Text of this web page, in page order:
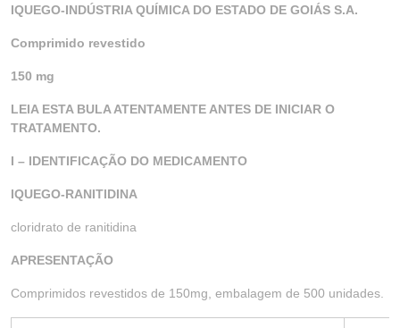
IQUEGO-INDÚSTRIA QUÍMICA DO ESTADO DE GOIÁS S.A.
Comprimido revestido
150 mg
LEIA ESTA BULA ATENTAMENTE ANTES DE INICIAR O
TRATAMENTO.
I – IDENTIFICAÇÃO DO MEDICAMENTO
IQUEGO-RANITIDINA
cloridrato de ranitidina
APRESENTAÇÃO
Comprimidos revestidos de 150mg, embalagem de 500 unidades.